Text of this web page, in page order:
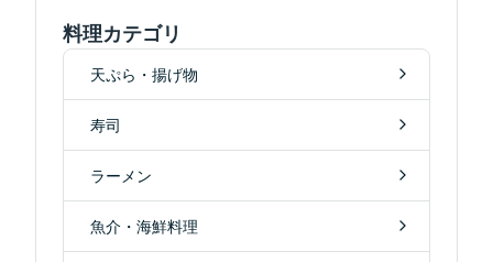
料理カテゴリ
天ぷら・揚げ物
寿司
ラーメン
魚介・海鮮料理